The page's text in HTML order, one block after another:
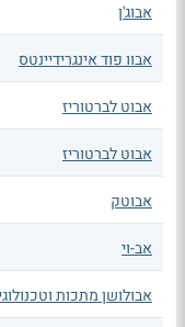
אבוג'ן
אבוו פוד אינגרידיינטס
אבוט לברטוריז
אבוט לברטוריז
אבוטק
אב-וי
אבולושן מתכות